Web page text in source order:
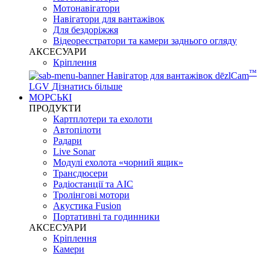
Мотонавігатори
Навігатори для вантажівок
Для бездоріжжя
Відеореєстратори та камери заднього огляду
АКСЕСУАРИ
Кріплення
Навігатор для вантажівок dēzlCam™
LGV Дізнатись більше
МОРСЬКІ
ПРОДУКТИ
Картплотери та ехолоти
Автопілоти
Радари
Live Sonar
Модулі ехолота «чорний ящик»
Трансдюсери
Радіостанції та АІС
Тролінгові мотори
Акустика Fusion
Портативні та годинники
АКСЕСУАРИ
Кріплення
Камери